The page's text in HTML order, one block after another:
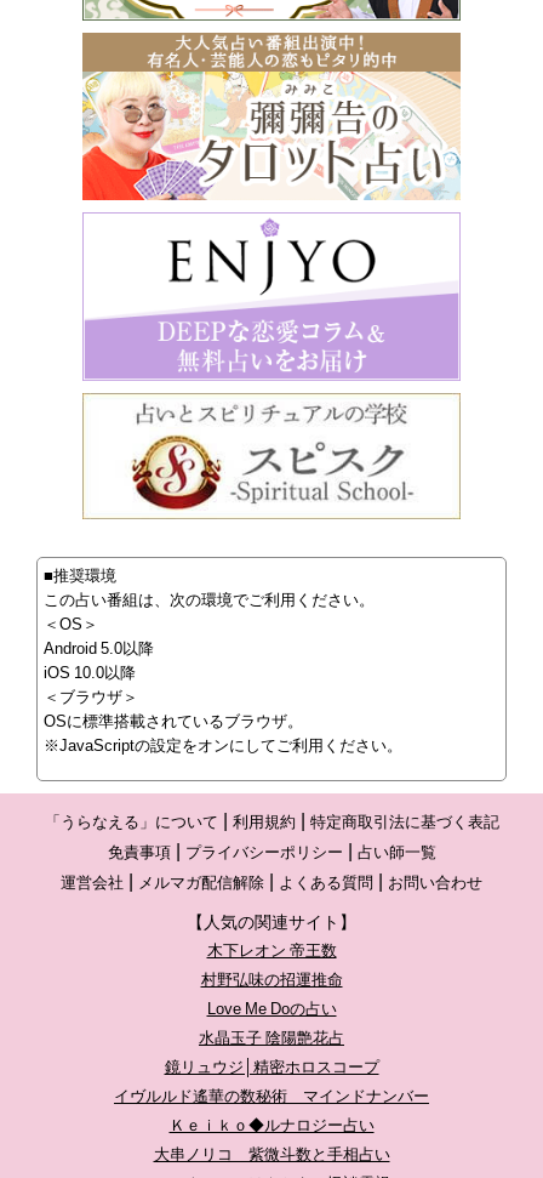
■推奨環境
この占い番組は、次の環境でご利用ください。
＜OS＞
Android 5.0以降
iOS 10.0以降
＜ブラウザ＞
OSに標準搭載されているブラウザ。
※JavaScriptの設定をオンにしてご利用ください。
「うらなえる」について 利用規約
特定商取引法に基づく表記
免責事項
プライバシーポリシー
占い師一覧
運営会社
メルマガ配信解除 よくある質問 お問い合わせ
【人気の関連サイト】
木下レオン 帝王数
村野弘味の招運推命
Love Me Doの占い
水晶玉子 陰陽艶花占
鏡リュウジ│精密ホロスコープ
イヴルルド遙華の数秘術 マインドナンバー
Ｋｅｉｋｏ◆ルナロジー占い
大串ノリコ 紫微斗数と手相占い